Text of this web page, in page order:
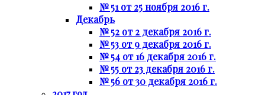
№ 51 от 25 ноября 2016 г.
Декабрь
№ 52 от 2 декабря 2016 г.
№ 53 от 9 декабря 2016 г.
№ 54 от 16 декабря 2016 г.
№ 55 от 23 декабря 2016 г.
№ 56 от 30 декабря 2016 г.